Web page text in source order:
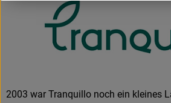
2003 war Tranquillo noch ein kleines